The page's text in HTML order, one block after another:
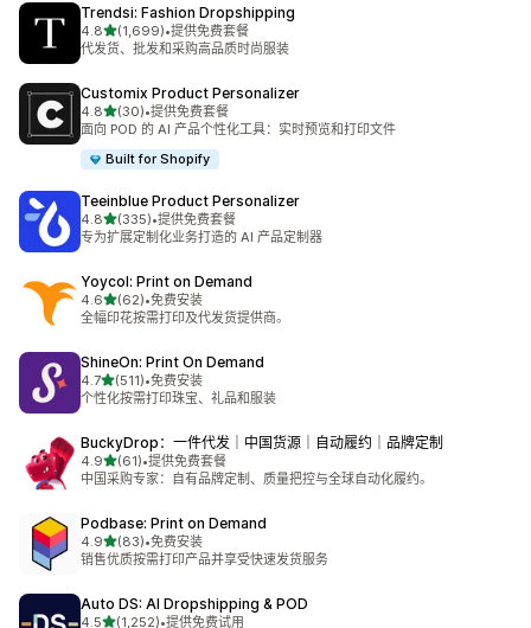
Trendsi: Fashion Dropshipping
4.8星（满分 5 星）
(1,699)
总共 1699 条评论
•提供免费套餐
代发货、批发和采购高品质时尚服装
Customix Product Personalizer
4.8星（满分 5 星）
(30)
总共 30 条评论
•提供免费套餐
面向 POD 的 AI 产品个性化工具：实时预览和打印文件
Built for Shopify
Teeinblue Product Personalizer
4.8星（满分 5 星）
(335)
总共 335 条评论
•提供免费套餐
专为扩展定制化业务打造的 AI 产品定制器
Yoycol: Print on Demand
4.6星（满分 5 星）
(62)
总共 62 条评论
•免费安装
全幅印花按需打印及代发货提供商。
ShineOn: Print On Demand
4.7星（满分 5 星）
(511)
总共 511 条评论
•免费安装
个性化按需打印珠宝、礼品和服装
BuckyDrop：一件代发｜中国货源｜自动履约｜品牌定制
4.9星（满分 5 星）
(61)
总共 61 条评论
•提供免费套餐
中国采购专家：自有品牌定制、质量把控与全球自动化履约。
Podbase: Print on Demand
4.9星（满分 5 星）
(83)
总共 83 条评论
•免费安装
销售优质按需打印产品并享受快速发货服务
Auto DS: AI Dropshipping & POD
4.5星（满分 5 星）
(1,252)•提供免费试用